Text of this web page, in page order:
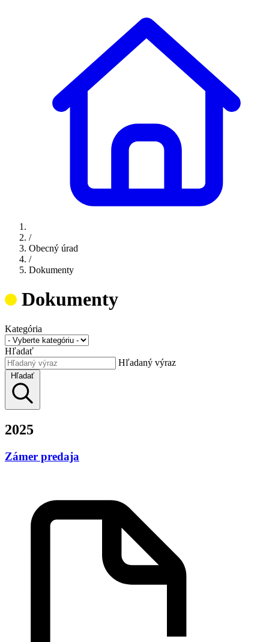
/
Obecný úrad
/
Dokumenty
Dokumenty
Kategória
Hľadať
Hľadaný výraz
Hľadať
2025
Zámer predaja